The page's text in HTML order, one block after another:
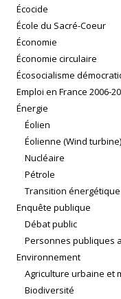
Écocide
École du Sacré-Coeur
Économie
Économie circulaire
Écosocialisme
Emploi en France 2006-
Énergie
Éolien
Éolienne (Wind turbine)
Nucléaire
Pétrole
Transition énergétique
Enquête publique
Débat public
Personnes publiques
Environnement
Agriculture urbaine et
Biodiversité